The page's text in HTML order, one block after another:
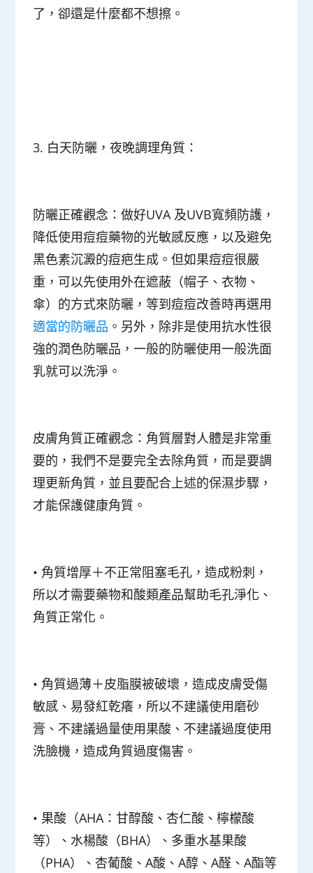
了，卻還是什麼都不想擦。
3. 白天防曬，夜晚調理角質：
防曬正確觀念：做好UVA 及UVB寬頻防護，
降低使用痘痘藥物的光敏感反應，以及避免
黑色素沉澱的痘疤生成。但如果痘痘很嚴
重，可以先使用外在遮蔽（帽子、衣物、
傘）的方式來防曬，等到痘痘改善時再選用
適當的防曬品 。另外，除非是使用抗水性很
強的潤色防曬品，一般的防曬使用一般洗面
乳就可以洗淨。
皮膚角質正確觀念： 角質層對人體是非常重
要的，我們不是要完全去除角質，而是要調
理更新角質，並且要配合上述的保濕步驟，
才能保護健康角質。
• 角質增厚＋不正常阻塞毛孔，造成粉刺，
所以才需要藥物和酸類產品幫助毛孔淨化、
角質正常化。
• 角質過薄＋皮脂膜被破壞，造成皮膚受傷
敏感、易發紅乾癢，所以不建議使用磨砂
膏、不建議過量使用果酸、不建議過度使用
洗臉機，造成角質過度傷害。
• 果酸（AHA：甘醇酸、杏仁酸、檸檬酸
等）、水楊酸（BHA）、多重水基果酸
（PHA）、杏葡酸、A酸、A醇、A醛、A酯等